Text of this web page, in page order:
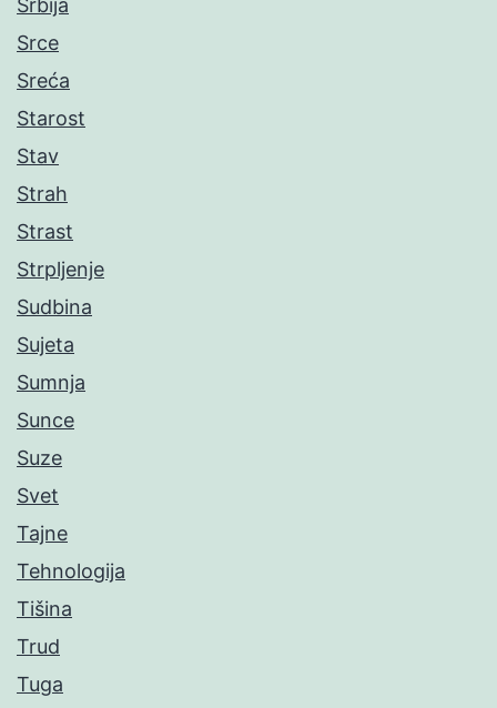
Srbija
Srce
Sreća
Starost
Stav
Strah
Strast
Strpljenje
Sudbina
Sujeta
Sumnja
Sunce
Suze
Svet
Tajne
Tehnologija
Tišina
Trud
Tuga